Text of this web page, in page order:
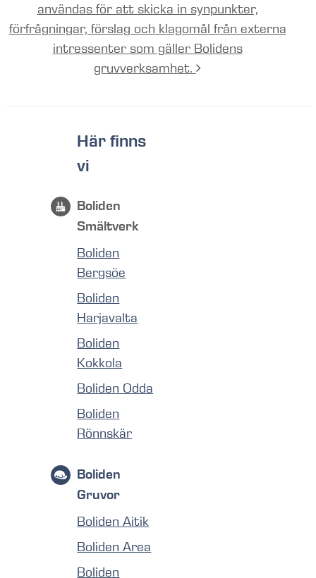
användas för att skicka in synpunkter,
förfrågningar, förslag och klagomål från externa
intressenter som gäller Bolidens
gruvverksamhet.
Här finns
vi
Boliden
Smältverk
Boliden
Bergsöe
Boliden
Harjavalta
Boliden
Kokkola
Boliden Odda
Boliden
Rönnskär
Boliden
Gruvor
Boliden Aitik
Boliden Area
Boliden